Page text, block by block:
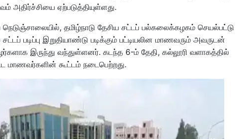
அதிர்ச்சியை ஏற்படுத்தியுள்ளது.
நெடுஞ்சாலையில், தமிழ்நாடு தேசிய சட்டப் பல்கலைக்கழகம் செயல்பட்டு
படிப்பு இறுதியாண்டு படிக்கும் பட்டியலின மாணவரும் அவருடன்
இருந்து வந்துள்ளனர். கடந்த 6-ம் தேதி, கல்லூரி வளாகத்தில்
மாணவர்களின் கூட்டம் நடைபெற்றது.